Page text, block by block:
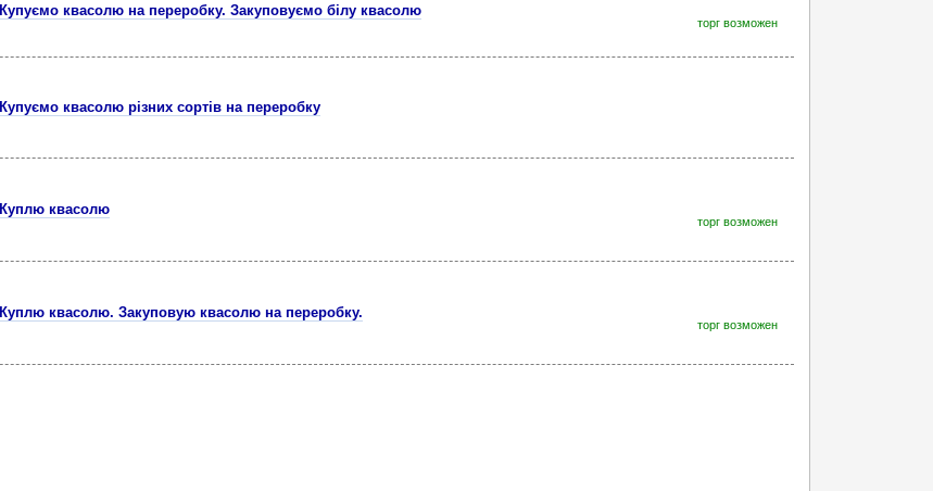
Купуємо квасолю на переробку. Закуповуємо білу квасолю
торг возможен
Купуємо квасолю різних сортів на переробку
Куплю квасолю
торг возможен
Куплю квасолю. Закуповую квасолю на переробку.
торг возможен